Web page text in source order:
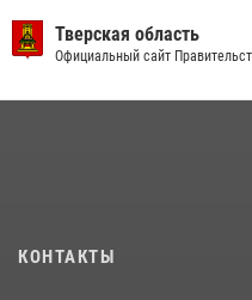
10 июля 2026, 08:44 1
(видео)
Тверская область
Официальный сайт
КОНТАКТЫ